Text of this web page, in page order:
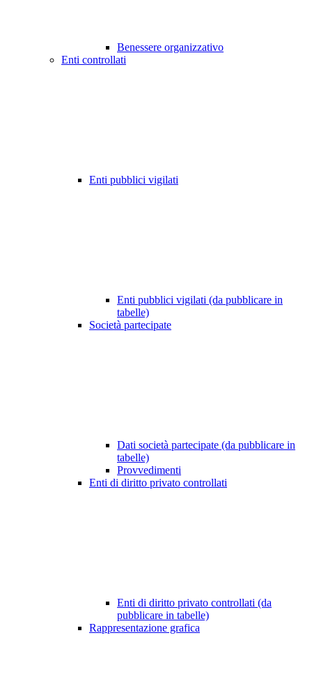
Benessere organizzativo
Enti controllati
Enti pubblici vigilati
Enti pubblici vigilati (da pubblicare in
tabelle)
Società partecipate
Dati società partecipate (da pubblicare in
tabelle)
Provvedimenti
Enti di diritto privato controllati
Enti di diritto privato controllati (da
pubblicare in tabelle)
Rappresentazione grafica